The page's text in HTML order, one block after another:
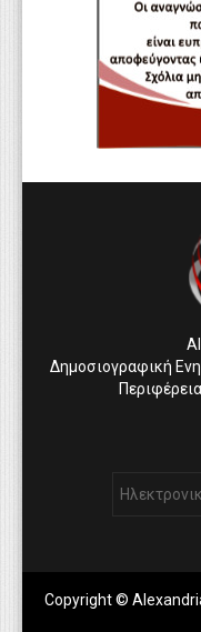
Δημοσιογραφική
Copyright ©